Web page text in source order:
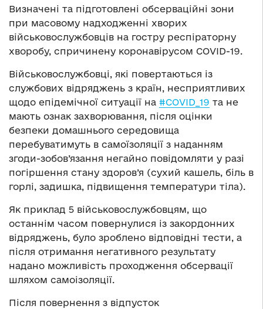
Визначені та підготовлені обсерваційні зони
при масовому надходженні хворих
військовослужбовців на гостру респіраторну
хворобу, спричинену коронавірусом COVID-19.
Військовослужбовці, які повертаються із
службових відряджень з країн, несприятливих
щодо епідемічної ситуації на #COVID_19 та не
мають ознак захворювання, після оцінки
безпеки домашнього середовища
перебуватимуть в самоїзоляції з наданням
згоди-зобов’язання негайно повідомляти у разі
погіршення стану здоров’я (сухий кашель, біль в
горлі, задишка, підвищення температури тіла).
Як приклад 5 військовослужбовцям, що
останнім часом повернулися із закордонних
відряджень, було зроблено відповідні тести, а
після отримання негативного результату
надано можливість проходження обсервації
шляхом самоізоляції.
Після повернення з відпусток